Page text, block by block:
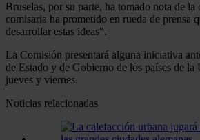
Bruselas, por su parte, ha tomado nota de
comisaria ha prometido en rueda de prensa
desarrollar estas ideas".
La Comisión presentará alguna iniciativa
de Estado y de Gobierno de los países de
jueves y viernes.
Noticias relacionadas